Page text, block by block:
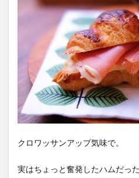
クロワッサンアップ気味で。
実はちょっと奮発したハムだっ